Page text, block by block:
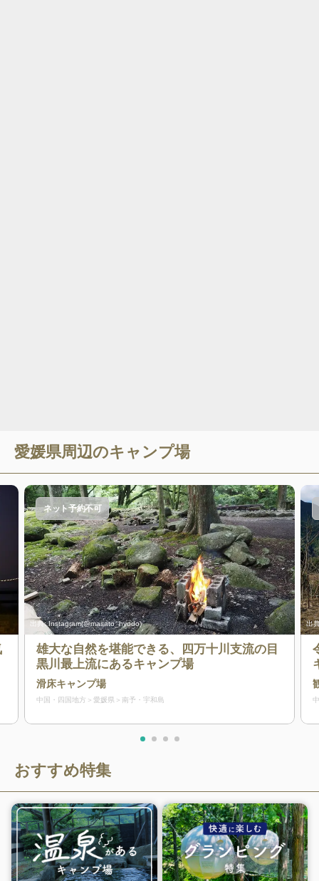
愛媛県周辺のキャンプ場
出典:Instagram(@masato_hyodo)
ネット予約不可
雄大な自然を堪能できる、四万十川支流の目
黒川最上流にあるキャンプ場
滑床キャンプ場
中国・四国地方 愛媛県 南予・宇和島
出
おすすめ特集